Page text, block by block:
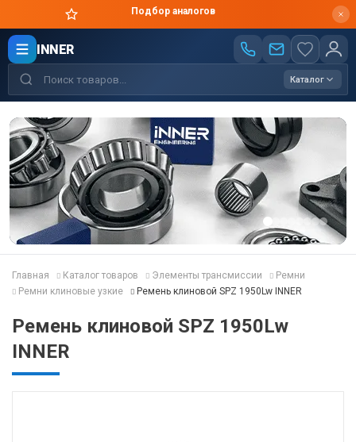
Подбор аналогов
INNER
Каталог
Главная Каталог товаров Элементы трансмиссии
Ремни
Ремни клиновые узкие
Ремень клиновой SPZ 1950Lw INNER
Ремень клиновой SPZ 1950Lw
INNER